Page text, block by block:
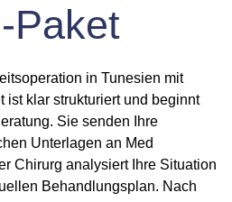
Paket
in Tunesien mit
ist klar strukturiert und beginnt
Sie senden Ihre
Unterlagen an Med
Chirurg analysiert Ihre Situation
Behandlungsplan. Nach